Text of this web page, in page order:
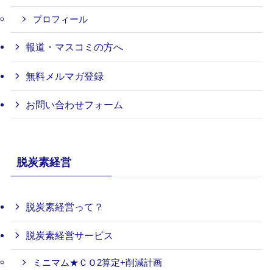
プロフィール
報道・マスコミの方へ
無料メルマガ登録
お問い合わせフォーム
脱炭素経営
脱炭素経営って？
脱炭素経営サービス
ミニマム★ＣＯ2算定+削減計画